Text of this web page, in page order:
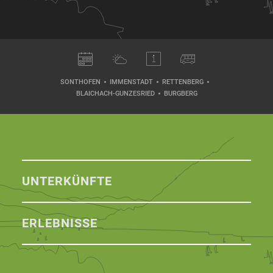
SONTHOFEN IMMENSTADT
RETTENBERG
BLAICHACH-GUNZESRIED
BURGBERG
UNTERKÜNFTE
ERLEBNISSE